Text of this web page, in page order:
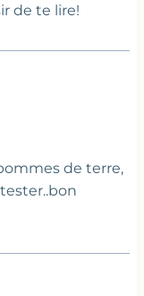
de te lire!
de terre,